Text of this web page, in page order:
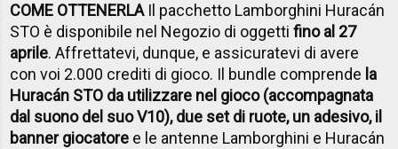
COME OTTENERLAIl pacchetto Lamborghini Huracán
STO è disponibile nel Negozio di oggettifino al 27
aprile. Affrettatevi, dunque, e assicuratevi di avere
con voi 2.000 crediti di gioco. Il bundle comprende la
Huracán STO da utilizzare nel gioco (accompagnata
dal suono del suo V10), due set di ruote, un adesivo, il
banner giocatore e le antenne Lamborghini e Huracán